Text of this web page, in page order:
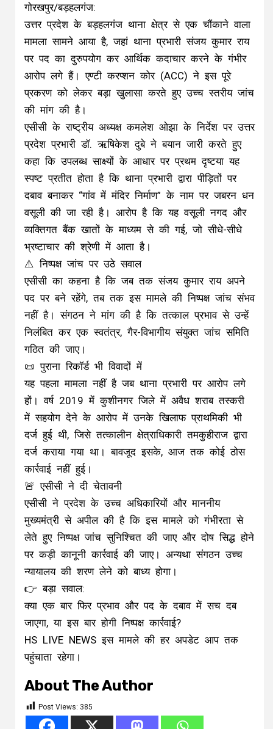
गोरखपुर/बड़हलगंज:
उत्तर प्रदेश के बड़हलगंज थाना क्षेत्र से एक चौंकाने वाला
मामला सामने आया है, जहां थाना प्रभारी संजय कुमार राय
पर पद का दुरुपयोग कर आर्थिक कदाचार करने के गंभीर
आरोप लगे हैं। एण्टी करप्शन कोर (ACC) ने इस पूरे
प्रकरण को लेकर बड़ा खुलासा करते हुए उच्च स्तरीय जांच
की मांग की है।
एसीसी के राष्ट्रीय अध्यक्ष कमलेश ओझा के निर्देश पर उत्तर
प्रदेश प्रभारी डॉ. ऋषिकेश दुबे ने बयान जारी करते हुए
कहा कि उपलब्ध साक्ष्यों के आधार पर प्रथम दृष्टया यह
स्पष्ट प्रतीत होता है कि थाना प्रभारी द्वारा पीड़ितों पर
दबाव बनाकर “गांव में मंदिर निर्माण” के नाम पर जबरन धन
वसूली की जा रही है। आरोप है कि यह वसूली नगद और
व्यक्तिगत बैंक खातों के माध्यम से की गई, जो सीधे-सीधे
भ्रष्टाचार की श्रेणी में आता है।
⚠️ निष्पक्ष जांच पर उठे सवाल
एसीसी का कहना है कि जब तक संजय कुमार राय अपने
पद पर बने रहेंगे, तब तक इस मामले की निष्पक्ष जांच संभव
नहीं है। संगठन ने मांग की है कि तत्काल प्रभाव से उन्हें
निलंबित कर एक स्वतंत्र, गैर-विभागीय संयुक्त जांच समिति
गठित की जाए।
📜 पुराना रिकॉर्ड भी विवादों में
यह पहला मामला नहीं है जब थाना प्रभारी पर आरोप लगे
हों। वर्ष 2019 में कुशीनगर जिले में अवैध शराब तस्करी
में सहयोग देने के आरोप में उनके खिलाफ प्राथमिकी भी
दर्ज हुई थी, जिसे तत्कालीन क्षेत्राधिकारी तमकुहीराज द्वारा
दर्ज कराया गया था। बावजूद इसके, आज तक कोई ठोस
कार्रवाई नहीं हुई।
🚨 एसीसी ने दी चेतावनी
एसीसी ने प्रदेश के उच्च अधिकारियों और माननीय
मुख्यमंत्री से अपील की है कि इस मामले को गंभीरता से
लेते हुए निष्पक्ष जांच सुनिश्चित की जाए और दोष सिद्ध होने
पर कड़ी कानूनी कार्रवाई की जाए। अन्यथा संगठन उच्च
न्यायालय की शरण लेने को बाध्य होगा।
👉 बड़ा सवाल:
क्या एक बार फिर प्रभाव और पद के दबाव में सच दब
जाएगा, या इस बार होगी निष्पक्ष कार्रवाई?
HS LIVE NEWS इस मामले की हर अपडेट आप तक
पहुंचाता रहेगा।
About The Author
Post Views: 385